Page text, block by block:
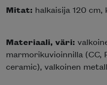
Mitat: halkaisija 120
Materiaali, väri:
marmorikuvioinnilla (CC,
ceramic), valkoinen